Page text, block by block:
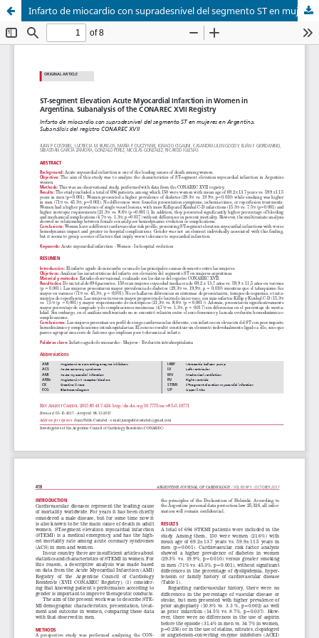
Infarto de miocardio con supradesnivel del segmento ST en mujeres en Argentina. Subanálisis del registro CONAREC XVII